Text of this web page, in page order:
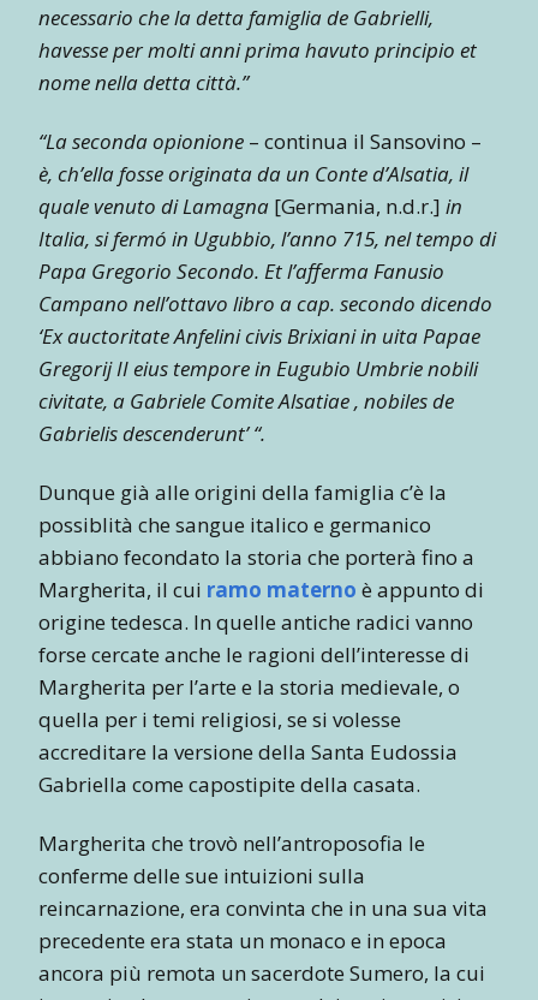
necessario che la detta famiglia de Gabrielli,
havesse per molti anni prima havuto principio et
nome nella detta città.”
“La seconda opionione – continua il Sansovino –
è, ch’ella fosse originata da un Conte d’Alsatia, il
quale venuto di Lamagna [Germania, n.d.r.] in
Italia, si fermó in Ugubbio, l’anno 715, nel tempo di
Papa Gregorio Secondo. Et l’afferma Fanusio
Campano nell’ottavo libro a cap. secondo dicendo
‘Ex auctoritate Anfelini civis Brixiani in uita Papae
Gregorij II eius tempore in Eugubio Umbrie nobili
civitate, a Gabriele Comite Alsatiae , nobiles de
Gabrielis descenderunt’ “.
Dunque già alle origini della famiglia c’è la
possiblità che sangue italico e germanico
abbiano fecondato la storia che porterà fino a
Margherita, il cui ramo materno è appunto di
origine tedesca. In quelle antiche radici vanno
forse cercate anche le ragioni dell’interesse di
Margherita per l’arte e la storia medievale, o
quella per i temi religiosi, se si volesse
accreditare la versione della Santa Eudossia
Gabriella come capostipite della casata.
Margherita che trovò nell’antroposofia le
conferme delle sue intuizioni sulla
reincarnazione, era convinta che in una sua vita
precedente era stata un monaco e in epoca
ancora più remota un sacerdote Sumero, la cui